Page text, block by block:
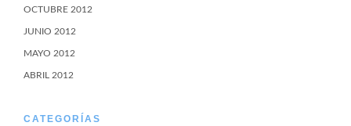
OCTUBRE 2012
JUNIO 2012
MAYO 2012
ABRIL 2012
CATEGORÍAS